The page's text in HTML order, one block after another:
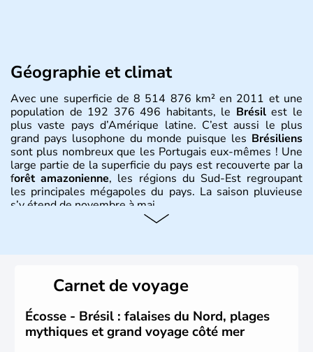
Géographie et climat
Avec une superficie de 8 514 876 km² en 2011 et une
population de 192 376 496 habitants, le Brésilest le
plus vaste pays d’Amérique latine. C’est aussi le plus
grand pays lusophone du monde puisque les Brésiliens
sont plus nombreux que les Portugais eux-mêmes ! Une
large partie de la superficie du pays est recouverte par la
forêt amazonienne, les régions du Sud-Est regroupant
les principales mégapoles du pays. La saison pluvieuse
s’y étend de novembre à mai.
du Brésil ont été atteintes par le portugais Cabral en
1500. Durant le XVIe siècle, de très nombreux esclaves
venus d'Afrique ont permis une large exploitation des
ressources en sucre du pays.
Carnet de voyage
Écosse - Brésil : falaises du Nord, plages
mythiques et grand voyage côté mer